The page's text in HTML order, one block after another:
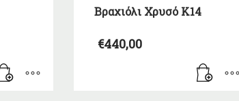
Βραχιόλι Χρυσό Κ14
€440,00